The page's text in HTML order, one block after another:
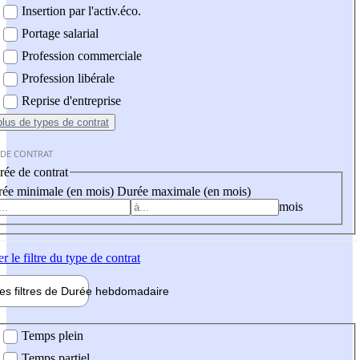
Insertion par l'activ.éco.
Portage salarial
Profession commerciale
Profession libérale
Reprise d'entreprise
de types de contrat
CONTRAT
de contrat
minimale (en mois) Durée maximale (en mois)
mois
le filtre du type de contrat
filtres de Durée hebdomadaire
Temps plein